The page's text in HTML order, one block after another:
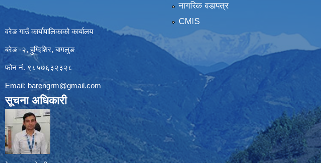
वरेङ गाउँ कार्यापालिकाको कार्यालय
बरेङ -२, हुग्दिशिर, बागलुङ
फोन नं. ९८५७६३२३२८
Email: barengrm@gmail.com
सूचना अधिकारी
नागरिक वडापत्र
CMIS